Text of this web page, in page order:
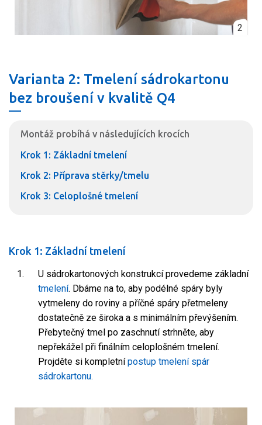
2
Varianta 2: Tmelení sádrokartonu
bez broušení v kvalitě Q4
Montáž probíhá v následujících krocích
Krok 1: Základní tmelení
Krok 2: Příprava stěrky/tmelu
Krok 3: Celoplošné tmelení
Krok 1: Základní tmelení
U sádrokartonových konstrukcí provedeme základní
tmelení. Dbáme na to, aby podélné spáry byly
vytmeleny do roviny a příčné spáry přetmeleny
dostatečně ze široka a s minimálním převýšením.
Přebytečný tmel po zaschnutí strhněte, aby
nepřekážel při finálním celoplošném tmelení.
Projděte si kompletnípostup tmelení spár
sádrokartonu.